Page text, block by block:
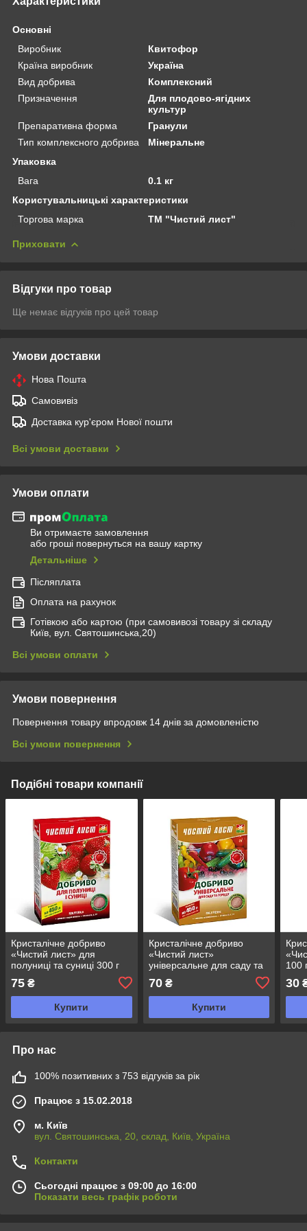
Основні
Виробник
Квитофор
Країна виробник
Україна
Вид добрива
Комплексний
Призначення
Для плодово-ягідних
культур
Препаративна форма
Гранули
Тип комплексного добрива
Мінеральне
Упаковка
Вага
0.1 кг
Користувальницькі характеристики
Торгова марка
ТМ "Чистий лист"
Приховати
Відгуки про товар
Ще немає відгуків про цей товар
Умови доставки
Нова Пошта
Самовивіз
Доставка кур'єром Нової пошти
Всі умови доставки
Умови оплати
Ви отримаєте замовлення
або гроші повернуться на вашу картку
Детальніше
Післяплата
Оплата на рахунок
Готівкою або картою (при самовивозі товару зі складу
Київ, вул. Святошинська,20)
Всі умови оплати
Умови повернення
Повернення товару впродовж 14 днів за домовленістю
Всі умови повернення
Подібні товари компанії
Кристалічне добриво
«Чистий лист» для
полуниці та суниці 300 г
75 ₴
Купити
Кристалічне добриво
«Чистий лист»
універсальне для саду та
70₴
Купити
100
30
Про нас
100% позитивних з 753 відгуків за рік
Працює з 15.02.2018
м. Київ
вул. Святошинська, 20, склад, Київ, Україна
Контакти
Сьогодні працює з 09:00 до 16:00
Показати весь графік роботи